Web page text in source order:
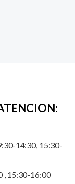
14:30, 15:30-
, 15:30-16:00